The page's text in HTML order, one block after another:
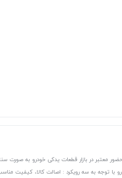
معتبر در بازار قطعات یدکی خودرو به صورت
با توجه به سه رویکرد : اصالت کالا، کیفیت